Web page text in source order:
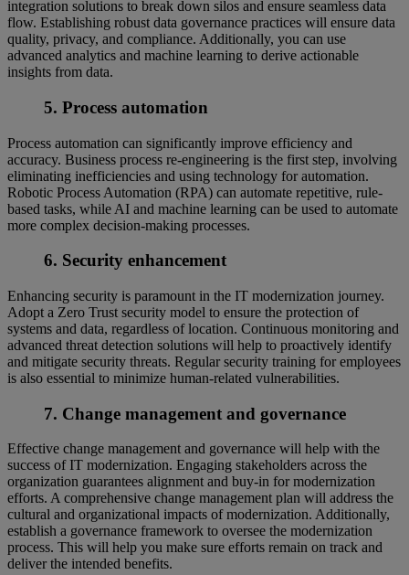
integration solutions to break down silos and ensure seamless data
flow. Establishing robust data governance practices will ensure data
quality, privacy, and compliance. Additionally, you can use
advanced analytics and machine learning to derive actionable
insights from data.
5. Process automation
Process automation can significantly improve efficiency and
accuracy. Business process re-engineering is the first step, involving
eliminating inefficiencies and using technology for automation.
Robotic Process Automation (RPA) can automate repetitive, rule-
based tasks, while AI and machine learning can be used to automate
more complex decision-making processes.
6. Security enhancement
Enhancing security is paramount in the IT modernization journey.
Adopt a Zero Trust security model to ensure the protection of
systems and data, regardless of location. Continuous monitoring and
advanced threat detection solutions will help to proactively identify
and mitigate security threats. Regular security training for employees
is also essential to minimize human-related vulnerabilities.
7. Change management and governance
Effective change management and governance will help with the
success of IT modernization. Engaging stakeholders across the
organization guarantees alignment and buy-in for modernization
efforts. A comprehensive change management plan will address the
cultural and organizational impacts of modernization. Additionally,
establish a governance framework to oversee the modernization
process. This will help you make sure efforts remain on track and
deliver the intended benefits.